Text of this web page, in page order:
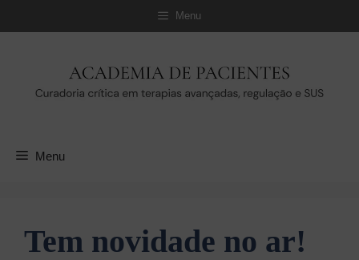
para
Menu
Menu
Tem novidade no ar!